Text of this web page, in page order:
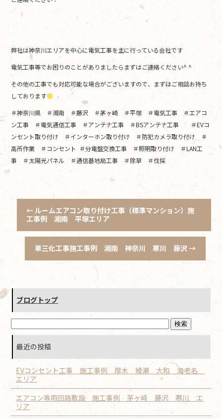
弊社は神奈川エリアを中心に電気工事を主に行っている会社です
電気工事等でお困りのことがありましたらまずはご連絡ください^ ^
その他の工事でも対応可能な場合がございますので、まずはご相談お持ち
しております
＃神奈川県 ＃湘南 ＃藤沢 ＃茅ヶ崎 ＃平塚 ＃電気工事 ＃エアコ
ン工事 ＃電気通信工事 ＃アンテナ工事 ＃BSアンテナ工事 ＃EVコ
ンセント取り付け ＃インターホン取り付け ＃防犯カメラ取り付け ＃
高所作業 ＃コンセント ＃分電盤交換工事 ＃照明取り付け ＃LAN工
事 ＃太陽光パネル ＃通信基地局工事 ＃除草 ＃伐採
← ルームエアコン取り付け工事（標準マンション）施
工事例 湘南 平塚エリア
単三化工事施工事例 湘南 神奈川 寒川 藤沢 →
ブログトップ
最近の投稿
EVコンセント工事 施工事例 厚木 綾瀬 大和 海老名
エリア
エアコン専用回路敷設 施工事例 茅ヶ崎 藤沢 寒川 エ
リア